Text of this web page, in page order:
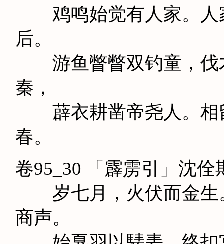
鸡鸣始觉有人家。人
后。
游鱼瞥瞥双钓童，伐
秦，
薜衣耕凿帝尧人。相
春。
卷95_30 「霹雳引」沈佺
岁七月，火伏而金生
商声。